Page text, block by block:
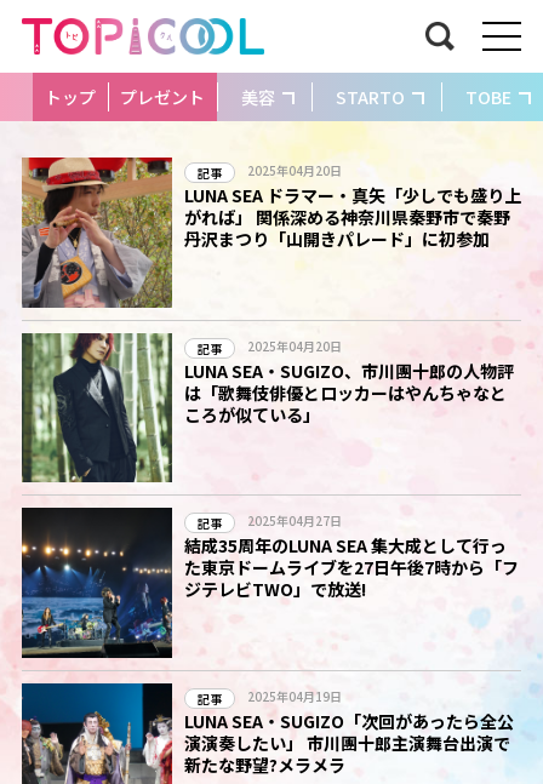
トップ プレゼント 美容 STARTO TOBE
記事 2025年04月20日
LUNA SEA ドラマー・真矢「少しでも盛り上
がれば」 関係深める神奈川県秦野市で秦野
丹沢まつり「山開きパレード」に初参加
記事 2025年04月20日
LUNA SEA・SUGIZO、市川團十郎の人物評
は「歌舞伎俳優とロッカーはやんちゃなと
ころが似ている」
記事 2025年04月27日
結成35周年のLUNA SEA 集大成として行っ
た東京ドームライブを27日午後7時から「フ
ジテレビTWO」で放送!
記事 2025年04月19日
LUNA SEA・SUGIZO「次回があったら全公
演演奏したい」 市川團十郎主演舞台出演で
新たな野望?メラメラ